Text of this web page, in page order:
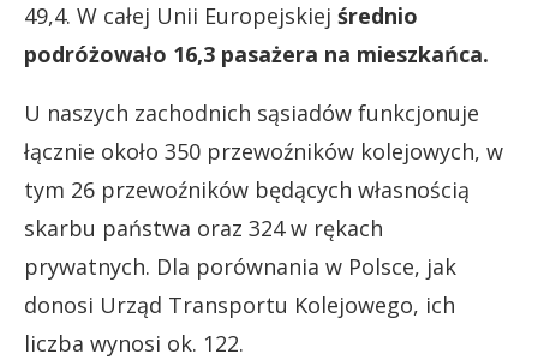
49,4. W całej Unii Europejskiej średnio
podróżowało 16,3 pasażera na mieszkańca.
U naszych zachodnich sąsiadów funkcjonuje
łącznie około 350 przewoźników kolejowych, w
tym 26 przewoźników będących własnością
skarbu państwa oraz 324 w rękach
prywatnych. Dla porównania w Polsce, jak
donosi Urząd Transportu Kolejowego, ich
liczba wynosi ok. 122.